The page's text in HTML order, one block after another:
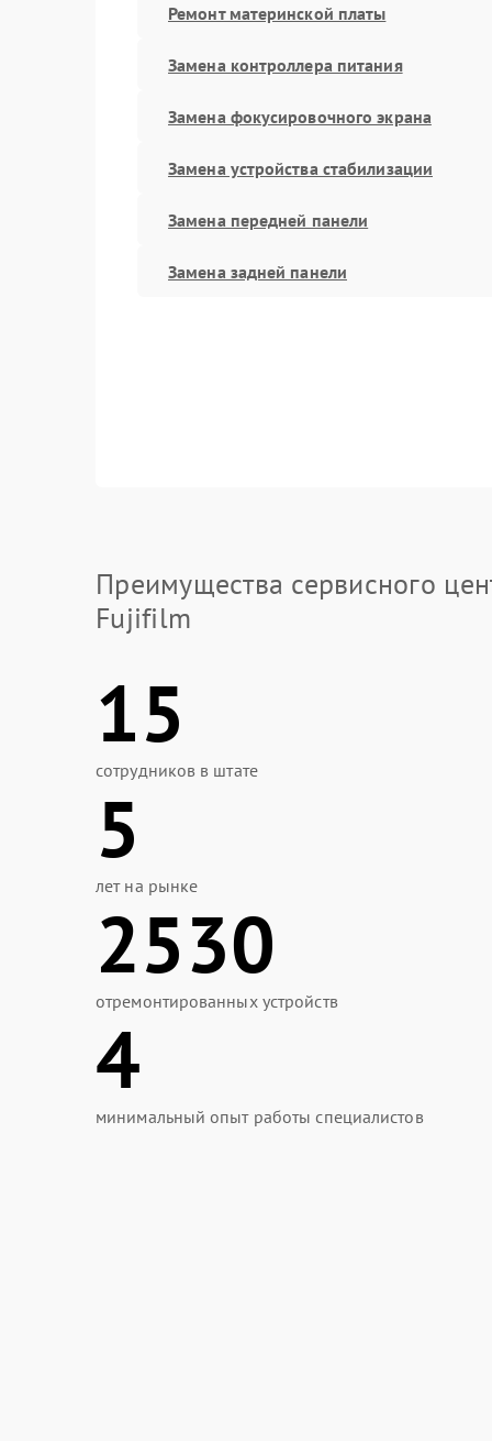
Ремонт материнской платы
Замена контроллера питания
Замена фокусировочного экрана
Замена устройства стабилизации
Замена передней панели
Замена задней панели
Преимущества сервисного
Fujifilm
15
сотрудников в штате
5
лет на рынке
2530
отремонтированных устройств
4
минимальный опыт работы специалистов